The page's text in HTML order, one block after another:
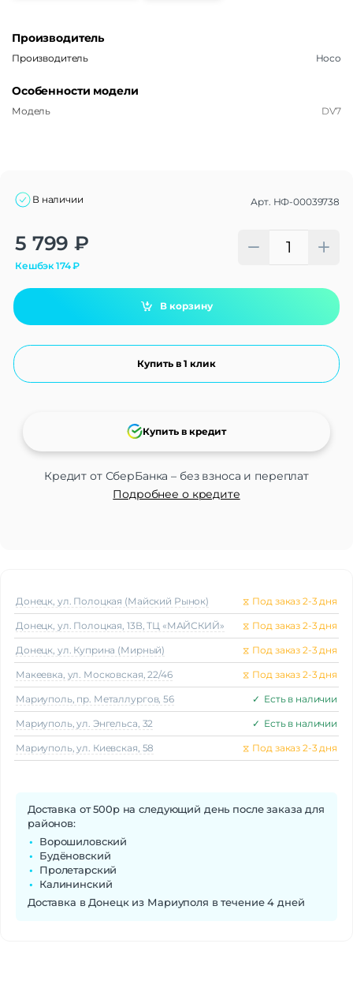
Производитель
Производитель Hoco
Особенности модели
Модель DV7
В наличии Арт. НФ-00039738
5 799 ₽
Кешбэк174₽
В корзину
Купить в 1 клик
Кредит от СберБанка – без взноса и переплат
Подробнее о кредите
Купить в кредит
Alternative:
Донецк, ул. Полоцкая (Майский Рынок) ⧖ Под заказ 2-3 дня
Донецк, ул. Полоцкая, 13В, ТЦ «МАЙСКИЙ» ⧖ Под заказ 2-3 дня
Донецк, ул. Куприна (Мирный) ⧖ Под заказ 2-3 дня
Макеeвка, ул. Московская, 22/46 ⧖ Под заказ 2-3 дня
Мариуполь, пр. Металлургов, 56 ✓ Есть в наличии
Мариуполь, ул. Энгельса, 32 ✓ Есть в наличии
Мариуполь, ул. Киевская, 58 ⧖ Под заказ 2-3 дня
Доставка от 500р на следующий день после заказа для
районов:
Ворошиловский
Будёновский
Пролетарский
Калининский
Доставка в Донецк из Мариуполя в течение 4 дней